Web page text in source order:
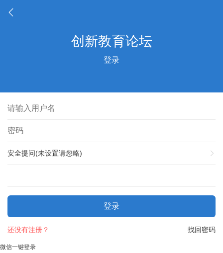
登录
安全提问(未设置请忽略)
登录
找回密码
还没有注册？
微信一键登录